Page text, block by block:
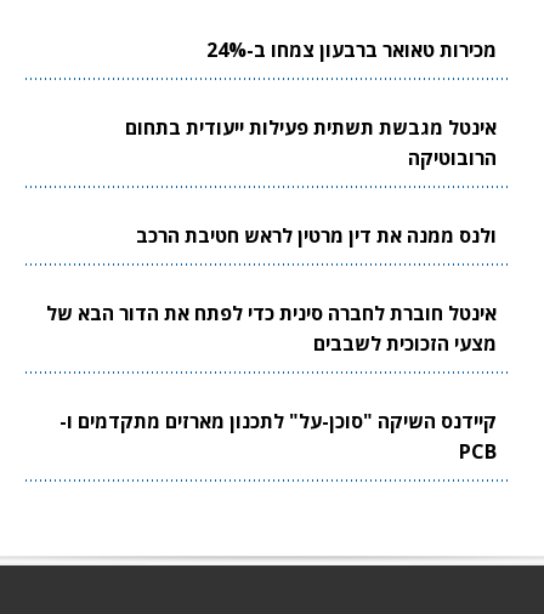
מכירות טאואר ברבעון צמחו ב-24%
אינטל מגבשת תשתית פעילות ייעודית בתחום
הרובוטיקה
ולנס ממנה את דין מרטין לראש חטיבת הרכב
אינטל חוברת לחברה סינית כדי לפתח את הדור הבא של
מצעי הזכוכית לשבבים
קיידנס השיקה "סוכן-על" לתכנון מארזים מתקדמים ו-
PCB